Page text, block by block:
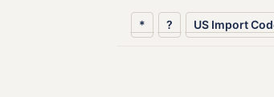
* ? US Import